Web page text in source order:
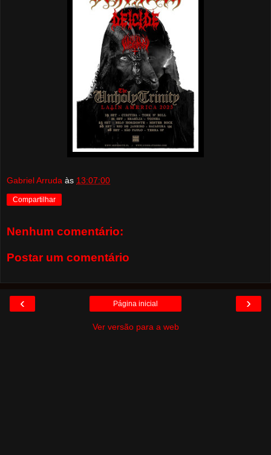
Gabriel Arruda às 13:07:00
Compartilhar
Nenhum comentário:
Postar um comentário
‹ ›
Página inicial
Ver versão para a web